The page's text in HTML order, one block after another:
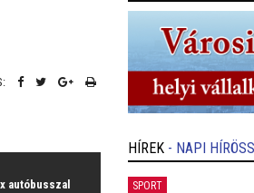
autóbusszal
HÍREK - NAPI
SPORT